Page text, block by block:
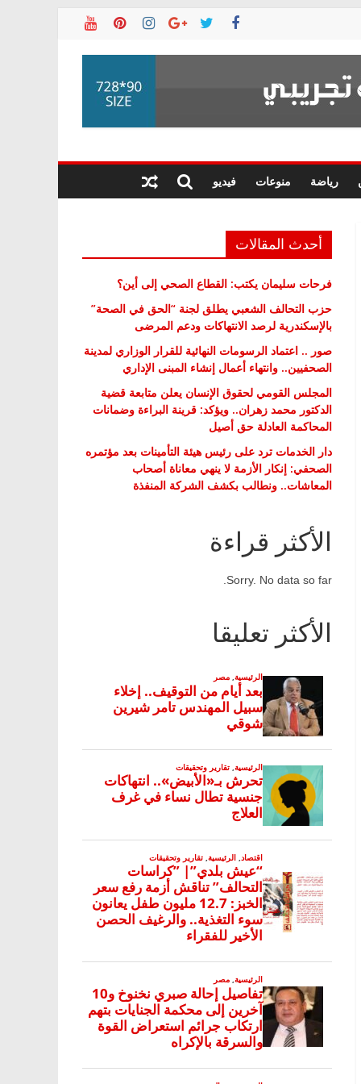
رياضة منوعات فيديو
أحدث المقالات
فرحات سليمان يكتب: القطاع الصحي إلى أين؟
حزب التحالف الشعبي يطلق لجنة “الحق في الصحة”
بالإسكندرية لرصد الانتهاكات ودعم المرضى
صور .. اعتماد الرسومات النهائية للقرار الوزاري لمدينة
الصحفيين.. وانتهاء أعمال إنشاء المبنى الإداري
المجلس القومي لحقوق الإنسان يعلن متابعة قضية
الدكتور محمد زهران.. ويؤكد: قرينة البراءة وضمانات
المحاكمة العادلة حق أصيل
دار الخدمات ترد على رئيس هيئة التأمينات بعد مؤتمره
الصحفي: إنكار الأزمة لا ينهي معاناة أصحاب
المعاشات.. ونطالب بكشف الشركة المنفذة
الأكثر قراءة
Sorry. No data so far.
الأكثر تعليقا